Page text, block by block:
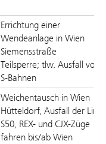
Errichtung einer
Wendeanlage in Wien
Siemensstraße
Teilsperre; tlw. Ausfall von
S-Bahnen
Weichentausch in Wien
Hütteldorf, Ausfall der Linie
S50, REX- und CJX-Züge
fahren bis/ab Wien